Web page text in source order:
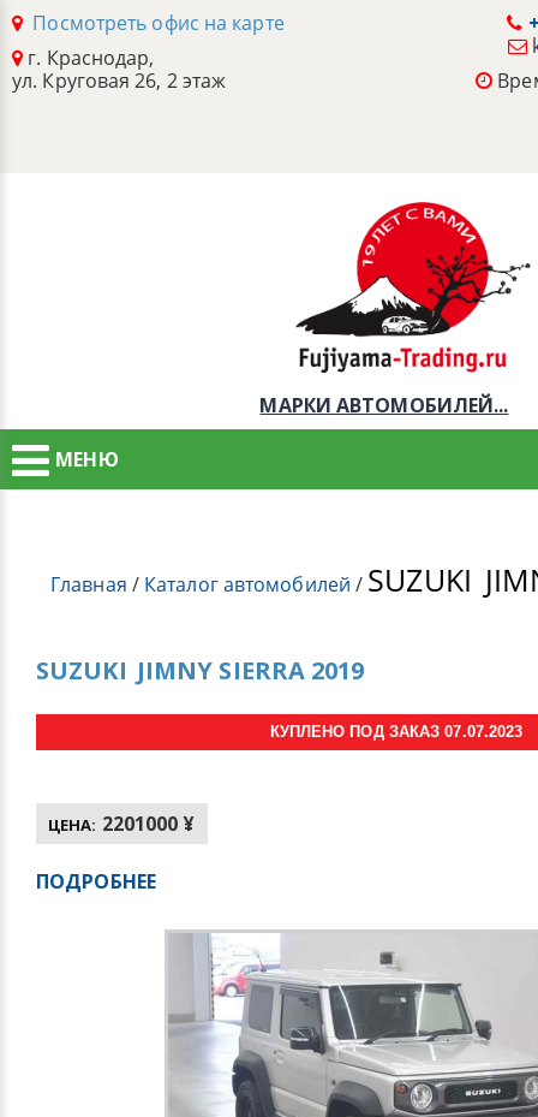
Посмотреть офис на карте
г. Краснодар,
ул. Круговая 26, 2 этаж
МАРКИ АВТОМОБИЛЕЙ...
МЕНЮ
Главная / Каталог автомобилей / SUZUKI
SUZUKI JIMNY SIERRA 2019
КУПЛЕНО ПОД ЗАКАЗ 07.07.2023
ЦЕНА: 2201000 ¥
ПОДРОБНЕЕ